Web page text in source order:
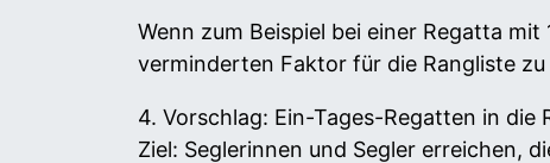
Wenn zum Beispiel bei einer Regatta
verminderten Faktor für die Rangliste
4. Vorschlag: Ein-Tages-Regatten in die
Ziel: Seglerinnen und Segler erreichen,